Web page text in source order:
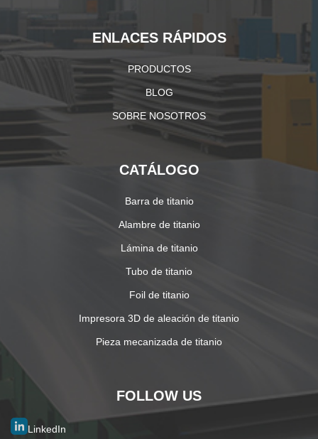
ENLACES RÁPIDOS
PRODUCTOS
BLOG
SOBRE NOSOTROS
CATÁLOGO
Barra de titanio
Alambre de titanio
Lámina de titanio
Tubo de titanio
Foil de titanio
Impresora 3D de aleación de titanio
Pieza mecanizada de titanio
FOLLOW US
LinkedIn